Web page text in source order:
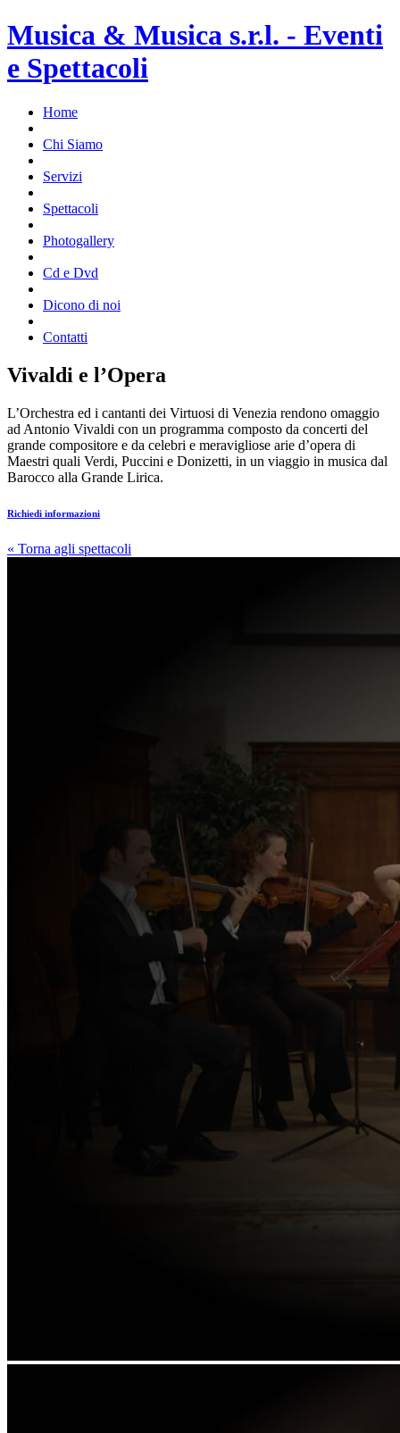
Musica & Musica s.r.l. - Eventi
e Spettacoli
Home
Chi Siamo
Servizi
Spettacoli
Photogallery
Cd e Dvd
Dicono di noi
Contatti
Vivaldi e l’Opera
L’Orchestra ed i cantanti dei Virtuosi di Venezia rendono omaggio
ad Antonio Vivaldi con un programma composto da concerti del
grande compositore e da celebri e meravigliose arie d’opera di
Maestri quali Verdi, Puccini e Donizetti, in un viaggio in musica dal
Barocco alla Grande Lirica.
Richiedi informazioni
« Torna agli spettacoli